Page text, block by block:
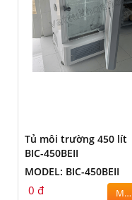
Tủ môi trường 450 lít
BIC-450BEII
MODEL: BIC-450BEII
0 đ MUA